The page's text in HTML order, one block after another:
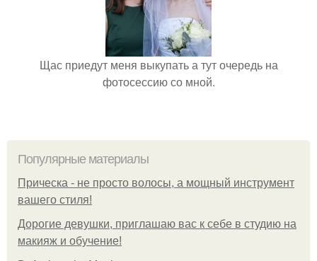
Щас приедут меня выкупать а тут очередь на
фотосессию со мной.
Популярные материалы
Прическа - не просто волосы, а мощный инструмент
вашего стиля!
Дорогие девушки, приглашаю вас к себе в студию на
макияж и обучение!